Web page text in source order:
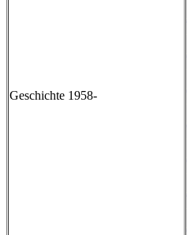
Geschichte 1958-